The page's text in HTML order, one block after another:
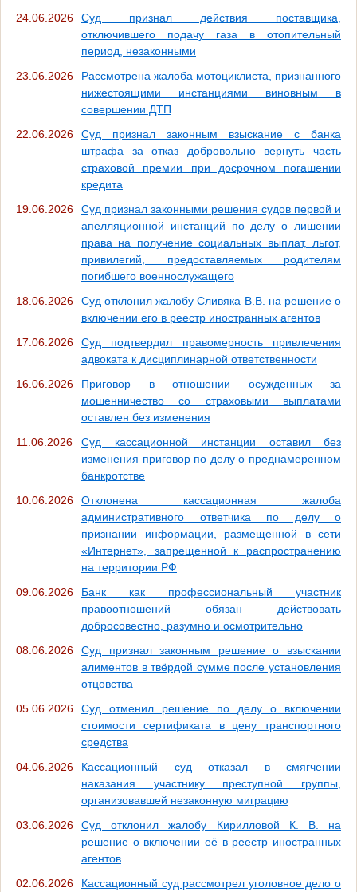
24.06.2026
Суд признал действия поставщика,
отключившего подачу газа в отопительный
период, незаконными
23.06.2026
Рассмотрена жалоба мотоциклиста, признанного
нижестоящими инстанциями виновным в
совершении ДТП
22.06.2026
Суд признал законным взыскание с банка
штрафа за отказ добровольно вернуть часть
страховой премии при досрочном погашении
кредита
19.06.2026
Суд признал законными решения судов первой и
апелляционной инстанций по делу о лишении
права на получение социальных выплат, льгот,
привилегий, предоставляемых родителям
погибшего военнослужащего
18.06.2026
Суд отклонил жалобу Сливяка В.В. на решение о
включении его в реестр иностранных агентов
17.06.2026
Суд подтвердил правомерность привлечения
адвоката к дисциплинарной ответственности
16.06.2026
Приговор в отношении осужденных за
мошенничество со страховыми выплатами
оставлен без изменения
11.06.2026
Суд кассационной инстанции оставил без
изменения приговор по делу о преднамеренном
банкротстве
10.06.2026
Отклонена кассационная жалоба
административного ответчика по делу о
признании информации, размещенной в сети
«Интернет», запрещенной к распространению
на территории РФ
09.06.2026
Банк как профессиональный участник
правоотношений обязан действовать
добросовестно, разумно и осмотрительно
08.06.2026
Суд признал законным решение о взыскании
алиментов в твёрдой сумме после установления
отцовства
05.06.2026
Суд отменил решение по делу о включении
стоимости сертификата в цену транспортного
средства
04.06.2026
Кассационный суд отказал в смягчении
наказания участнику преступной группы,
организовавшей незаконную миграцию
03.06.2026
Суд отклонил жалобу Кирилловой К. В. на
решение о включении её в реестр иностранных
агентов
02.06.2026
Кассационный суд рассмотрел уголовное дело о